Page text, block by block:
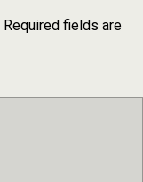
Required fields are